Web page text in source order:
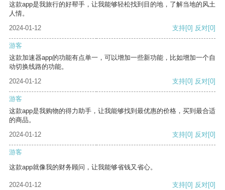
这款app是我旅行的好帮手，让我能够轻松找到目的地，了解当地的风土
人情。
2024-01-12
支持[0] 反对[0]
游客
这款加速器app的功能有点单一，可以增加一些新功能，比如增加一个自
动切换线路的功能。
2024-01-12
支持[0] 反对[0]
游客
这款app是我购物的得力助手，让我能够找到最优惠的价格，买到最合适
的商品。
2024-01-12
支持[0] 反对[0]
游客
这款app就像我的财务顾问，让我能够省钱又省心。
2024-01-12 支持[0] 反对[0]